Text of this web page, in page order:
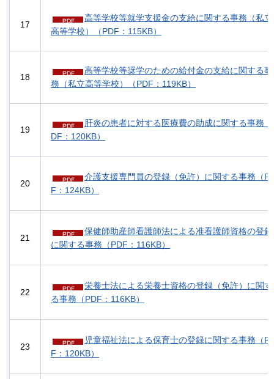
17
高等学校等就学支援金の支給に関する事務（私立
高等学校）（PDF：115KB）
18
高等学校等奨学のための給付金の支給に関する事
務（私立高等学校）（PDF：119KB）
19
肝炎の患者に対する医療費の助成に関する事務
DF：120KB）
20
介護支援専門員の登録（免許）に関する事務（
F：124KB）
21
保健師助産師看護師法による准看護師資格の登録
に関する事務（PDF：116KB）
22
栄養士法による栄養士資格の登録（免許）に関す
る事務（PDF：116KB）
23
児童福祉法による保育士の登録に関する事務（
F：120KB）